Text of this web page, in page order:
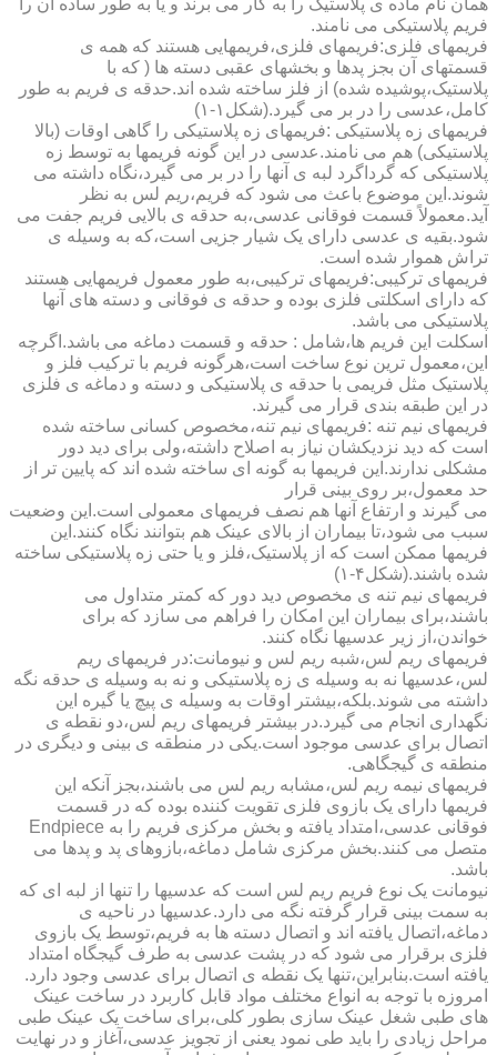
همان نام ماده ی پلاستیک را به کار می برند و یا به طور ساده آن را
فریم پلاستیکی می نامند.
فریمهای فلزی:فریمهای فلزی،فریمهایی هستند که همه ی
قسمتهای آن بجز پدها و بخشهای عقبی دسته ها ( که با
پلاستیک،پوشیده شده) از فلز ساخته شده اند.حدقه ی فریم به طور
کامل،عدسی را در بر می گیرد.(شکل۱-۱)
فریمهای زه پلاستیکی :فریمهای زه پلاستیکی را گاهی اوقات (بالا
پلاستیکی) هم می نامند.عدسی در این گونه فریمها به توسط زه
پلاستیکی که گرداگرد لبه ی آنها را در بر می گیرد،نگاه داشته می
شوند.این موضوع باعث می شود که فریم،ریم لس به نظر
آید.معمولاً قسمت فوقانی عدسی،به حدقه ی بالایی فریم جفت می
شود.بقیه ی عدسی دارای یک شیار جزیی است،که به وسیله ی
تراش هموار شده است.
فریمهای ترکیبی:فریمهای ترکیبی،به طور معمول فریمهایی هستند
که دارای اسکلتی فلزی بوده و حدقه ی فوقانی و دسته های آنها
پلاستیکی می باشد.
اسکلت این فریم ها،شامل : حدقه و قسمت دماغه می باشد.اگرچه
این،معمول ترین نوع ساخت است،هرگونه فریم با ترکیب فلز و
پلاستیک مثل فریمی با حدقه ی پلاستیکی و دسته و دماغه ی فلزی
در این طبقه بندی قرار می گیرند.
فریمهای نیم تنه :فریمهای نیم تنه،مخصوص کسانی ساخته شده
است که دید نزدیکشان نیاز به اصلاح داشته،ولی برای دید دور
مشکلی ندارند.این فریمها به گونه ای ساخته شده اند که پایین تر از
حد معمول،بر روی بینی قرار
می گیرند و ارتفاع آنها هم نصف فریمهای معمولی است.این وضعیت
سبب می شود،تا بیماران از بالای عینک هم بتوانند نگاه کنند.این
فریمها ممکن است که از پلاستیک،فلز و یا حتی زه پلاستیکی ساخته
شده باشند.(شکل۴-۱)
فریمهای نیم تنه ی مخصوص دید دور که کمتر متداول می
باشند،برای بیماران این امکان را فراهم می سازد که برای
خواندن،از زیر عدسیها نگاه کنند.
فریمهای ریم لس،شبه ریم لس و نیومانت:در فریمهای ریم
لس،عدسیها نه به وسیله ی زه پلاستیکی و نه به وسیله ی حدقه نگه
داشته می شوند.بلکه،بیشتر اوقات به وسیله ی پیچ یا گیره این
نگهداری انجام می گیرد.در بیشتر فریمهای ریم لس،دو نقطه ی
اتصال برای عدسی موجود است.یکی در منطقه ی بینی و دیگری در
منطقه ی گیجگاهی.
فریمهای نیمه ریم لس،مشابه ریم لس می باشند،بجز آنکه این
فریمها دارای یک بازوی فلزی تقویت کننده بوده که در قسمت
فوقانی عدسی،امتداد یافته و بخش مرکزی فریم را به Endpiece
متصل می کنند.بخش مرکزی شامل دماغه،بازوهای پد و پدها می
باشد.
نیومانت یک نوع فریم ریم لس است که عدسیها را تنها از لبه ای که
به سمت بینی قرار گرفته نگه می دارد.عدسیها در ناحیه ی
دماغه،اتصال یافته اند و اتصال دسته ها به فریم،توسط یک بازوی
فلزی برقرار می شود که در پشت عدسی به طرف گیجگاه امتداد
یافته است.بنابراین،تنها یک نقطه ی اتصال برای عدسی وجود دارد.
امروزه با توجه به انواع مختلف مواد قابل کاربرد در ساخت عینک
های طبی شغل عینک سازی بطور کلی،برای ساخت یک عینک طبی
مراحل زیادی را باید طی نمود یعنی از تجویز عدسی،آغاز و در نهایت